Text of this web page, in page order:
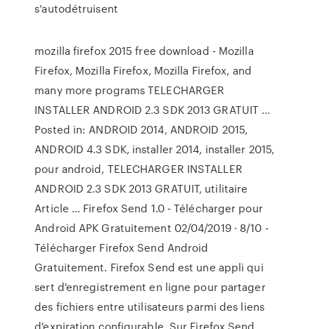
s’autodétruisent
mozilla firefox 2015 free download - Mozilla
Firefox, Mozilla Firefox, Mozilla Firefox, and
many more programs TELECHARGER
INSTALLER ANDROID 2.3 SDK 2013 GRATUIT ...
Posted in: ANDROID 2014, ANDROID 2015,
ANDROID 4.3 SDK, installer 2014, installer 2015,
pour android, TELECHARGER INSTALLER
ANDROID 2.3 SDK 2013 GRATUIT, utilitaire
Article … Firefox Send 1.0 - Télécharger pour
Android APK Gratuitement 02/04/2019 · 8/10 -
Télécharger Firefox Send Android
Gratuitement. Firefox Send est une appli qui
sert d'enregistrement en ligne pour partager
des fichiers entre utilisateurs parmi des liens
d'expiration configurable. Sur Firefox Send